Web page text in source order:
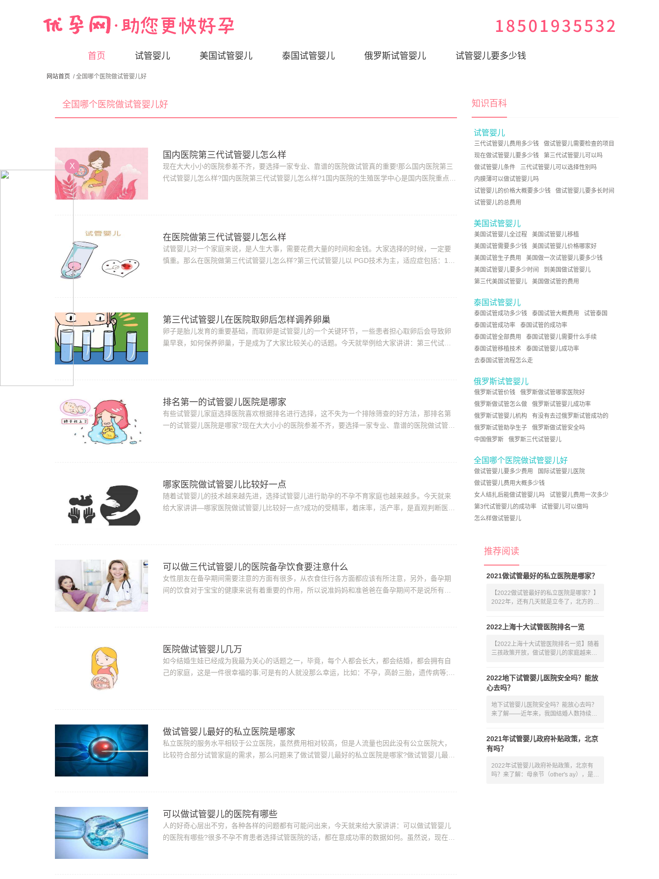
首页 试管婴儿 美国试管婴儿 泰国试管婴儿 俄罗斯试管婴儿 试管婴儿要多少钱
网站首页 / 全国哪个医院做试管婴儿好
全国哪个医院做试管婴儿好
国内医院第三代试管婴儿怎么样
现在大大小小的医院参差不齐，要选择一家专业、靠谱的医院做试管真的重要!那么国内医院第三
代试管婴儿怎么样?国内医院第三代试管婴儿怎么样?1国内医院的生殖医学中心是国内医院重点发
在医院做第三代试管婴儿怎么样
试管婴儿对一个家庭来说，是人生大事，需要花费大量的时间和金钱。大家选择的时候，一定要
慎重。那么在医院做第三代试管婴儿怎么样?第三代试管婴儿以 PGD技术为主，适应症包括：1三
第三代试管婴儿在医院取卵后怎样调养卵巢
卵子是胎儿发育的重要基础，而取卵是试管婴儿的一个关键环节，一些患者担心取卵后会导致卵
巢早衰，如何保养卵巢，于是成为了大家比较关心的话题。今天就举例给大家讲讲：第三代试管
排名第一的试管婴儿医院是哪家
有些试管婴儿家庭选择医院喜欢根据排名进行选择，这不失为一个排除筛查的好方法，那排名第
一的试管婴儿医院是哪家?现在大大小小的医院参差不齐，要选择一家专业、靠谱的医院做试管真
哪家医院做试管婴儿比较好一点
随着试管婴儿的技术越来越先进，选择试管婴儿进行助孕的不孕不育家庭也越来越多。今天就来
给大家讲讲—哪家医院做试管婴儿比较好一点?成功的受精率，着床率，活产率，是直观判断医院
可以做三代试管婴儿的医院备孕饮食要注意什么
女性朋友在备孕期间需要注意的方面有很多，从衣食住行各方面都应该有所注意，另外，备孕期
间的饮食对于宝宝的健康来说有着重要的作用，所以说准妈妈和准爸爸在备孕期间不是说所有的
医院做试管婴儿几万
如今结婚生娃已经成为我最为关心的话题之一，毕竟，每个人都会长大，都会结婚，都会拥有自
己的家庭，这是一件很幸福的事;可是有的人就没那么幸运，比如：不孕，高龄三胎，遗传病等;这
做试管婴儿最好的私立医院是哪家
私立医院的服务水平相较于公立医院，虽然费用相对较高，但是人流量也因此没有公立医院大，
比较符合部分试管家庭的需求，那么问题来了做试管婴儿最好的私立医院是哪家?做试管婴儿最好
可以做试管婴儿的医院有哪些
人的好奇心层出不穷，各种各样的问题都有可能问出来，今天就来给大家讲讲：可以做试管婴儿
的医院有哪些?很多不孕不育患者选择试管医院的话，都在意成功率的数据如何。虽然说，现在做
知识百科
试管婴儿
三代试管婴儿费用多少钱
做试管婴儿需要检查的项目
现在做试管婴儿要多少钱
第三代试管婴儿可以吗
做试管婴儿条件
三代试管婴儿可以选择性别吗
内膜薄可以做试管婴儿吗
试管婴儿的价格大概要多少钱
做试管婴儿要多长时间
试管婴儿的总费用
美国试管婴儿
美国试管婴儿全过程
美国试管婴儿移植
美国试管需要多少钱
美国试管婴儿价格哪家好
美国试管生子费用
美国做一次试管婴儿要多少钱
美国试管婴儿要多少时间
到美国做试管婴儿
第三代美国试管婴儿
美国做试管的费用
泰国试管婴儿
泰国试管成功多少钱 泰国试管大概费用
试管泰国
泰国试管成功率
泰国试管的成功率
泰国试管全部费用
泰国试管婴儿需要什么手续
泰国试管移植技术
泰国试管婴儿成功率
去泰国试管流程怎么走
俄罗斯试管婴儿
俄罗斯试管价钱
俄罗斯做试管哪家医院好
俄罗斯做试管怎么做
俄罗斯试管婴儿成功率
俄罗斯试管婴儿机构
有没有去过俄罗斯试管成功的
俄罗斯试管助孕生子
俄罗斯做试管安全吗
中国俄罗斯
俄罗斯三代试管婴儿
全国哪个医院做试管婴儿好
做试管婴儿要多少费用
国际试管婴儿医院
做试管婴儿费用大概多少钱
女人结扎后能做试管婴儿吗
试管婴儿费用一次多少
第3代试管婴儿的成功率
试管婴儿可以做吗
怎么样做试管婴儿
推荐阅读
2021做试管最好的私立医院是哪家？
【2022做试管最好的私立医院是哪家？】
2022年，还有几天就是立冬了，北方的天
2022上海十大试管医院排名一览
【2022上海十大试管医院排名一览】随着
三孩政策开放，做试管婴儿的家庭越来越
2022地下试管婴儿医院安全吗？能放
心去吗？
地下试管婴儿医院安全吗？能放心去吗？
来了解——近年来，我国结婚人数持续减
2021年试管婴儿政府补贴政策，北京
有吗？
2022年试管婴儿政府补贴政策，北京有
吗？来了解：母亲节（other's ay），是一
X